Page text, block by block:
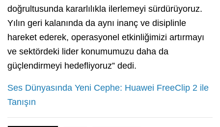
doğrultusunda kararlılıkla ilerlemeyi sürdürüyoruz.
Yılın geri kalanında da aynı inanç ve disiplinle
hareket ederek, operasyonel etkinliğimizi artırmayı
ve sektördeki lider konumumuzu daha da
güçlendirmeyi hedefliyoruz” dedi.
Ses Dünyasında Yeni Cephe: Huawei FreeClip 2 ile
Tanışın